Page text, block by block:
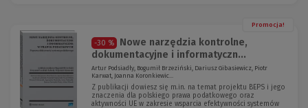
Promocja!
-30 %
Nowe narzędzia kontrolne,
dokumentacyjne i informatyczn...
Artur Podsiadły, Bogumił Brzeziński, Dariusz Gibasiewicz, Piotr
Karwat, Joanna Koronkiewic...
Z publikacji dowiesz się m.in. na temat projektu BEPS i jego
znaczenia dla polskiego prawa podatkowego oraz
aktywności UE w zakresie wsparcia efektywności systemów